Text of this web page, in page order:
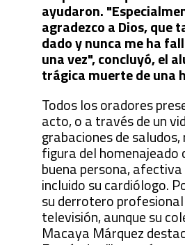
ayudaron.
agradezco a Dios, que
dado y nunca me ha
una vez", concluyó, el
trágica muerte de una
Todos los oradores
acto, o a través de un
grabaciones de
figura del homenajeado
buena persona,
incluido su cardiólogo.
su derrotero
televisión, aunque su
Macaya Márquez